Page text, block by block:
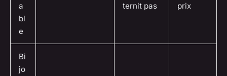
a
bl
e
ternit pas
prix
Bi
jo